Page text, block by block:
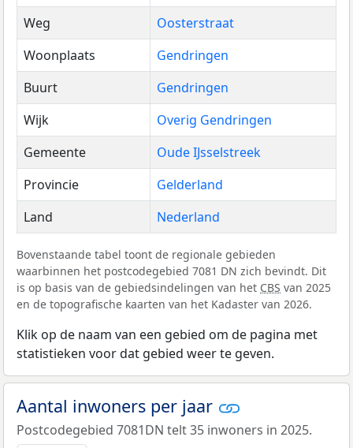
Weg
Oosterstraat
Woonplaats
Gendringen
Buurt
Gendringen
Wijk
Overig Gendringen
Gemeente
Oude IJsselstreek
Provincie
Gelderland
Land
Nederland
Bovenstaande tabel toont de regionale gebieden
waarbinnen het postcodegebied 7081 DN zich bevindt. Dit
is op basis van de gebiedsindelingen van het CBS van 2025
en de topografische kaarten van het Kadaster van 2026.
Klik op de naam van een gebied om de pagina met
statistieken voor dat gebied weer te geven.
Aantal inwoners per jaar
Postcodegebied 7081DN telt 35 inwoners in 2025.